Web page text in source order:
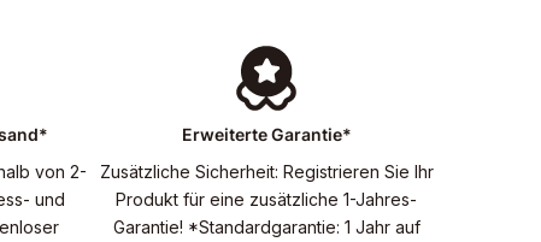
von 2-
und
Erweiterte Garantie*
Zusätzliche Sicherheit: Registrieren Sie Ihr
Produkt für eine zusätzliche 1-Jahres-
Garantie! *Standardgarantie: 1 Jahr auf